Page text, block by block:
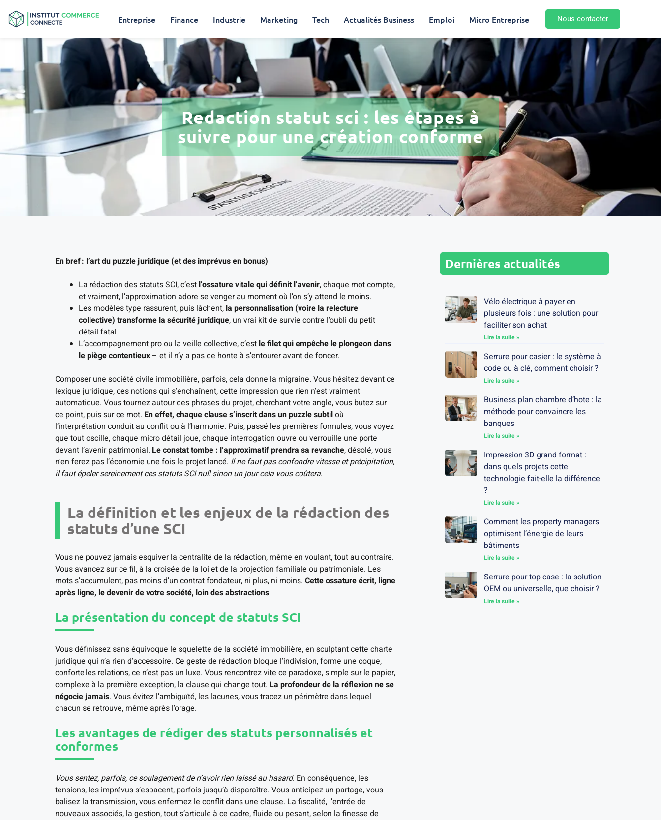
Entreprise Finance Industrie Marketing Tech Actualités Business Emploi Micro Entreprise Nous contacter
Redaction statut sci : les étapes à
suivre pour une création conforme
En bref : l’art du puzzle juridique (et des imprévus en bonus)
La rédaction des statuts SCI, c’est l’ossature vitale qui définit l’avenir, chaque mot compte,
et vraiment, l’approximation adore se venger au moment où l’on s’y attend le moins.
Les modèles type rassurent, puis lâchent, la personnalisation (voire la relecture
collective) transforme la sécurité juridique, un vrai kit de survie contre l’oubli du petit
détail fatal.
L’accompagnement pro ou la veille collective, c’est le filet qui empêche le plongeon dans
le piège contentieux – et il n’y a pas de honte à s’entourer avant de foncer.
Composer une société civile immobilière, parfois, cela donne la migraine. Vous hésitez devant ce
lexique juridique, ces notions qui s’enchaînent, cette impression que rien n’est vraiment
automatique. Vous tournez autour des phrases du projet, cherchant votre angle, vous butez sur
ce point, puis sur ce mot. En effet, chaque clause s’inscrit dans un puzzle subtiloù
l’interprétation conduit au conflit ou à l’harmonie. Puis, passé les premières formules, vous voyez
que tout oscille, chaque micro détail joue, chaque interrogation ouvre ou verrouille une porte
devant l’avenir patrimonial. Le constat tombe : l’approximatif prendra sa revanche, désolé, vous
n’en ferez pas l’économie une fois le projet lancé. Il ne faut pas confondre vitesse et précipitation,
il faut épeler sereinement ces statuts SCI null sinon un jour cela vous coûtera.
La définition et les enjeux de la rédaction des
statuts d’une SCI
Vous ne pouvez jamais esquiver la centralité de la rédaction, même en voulant, tout au contraire.
Vous avancez sur ce fil, à la croisée de la loi et de la projection familiale ou patrimoniale. Les
mots s’accumulent, pas moins d’un contrat fondateur, ni plus, ni moins. Cette ossature écrit, ligne
après ligne, le devenir de votre société, loin des abstractions.
La présentation du concept de statuts SCI
Vous définissez sans équivoque le squelette de la société immobilière, en sculptant cette charte
juridique qui n’a rien d’accessoire. Ce geste de rédaction bloque l’indivision, forme une coque,
conforte les relations, ce n’est pas un luxe. Vous rencontrez vite ce paradoxe, simple sur le papier,
complexe à la première exception, la clause qui change tout. La profondeur de la réflexion ne se
négocie jamais. Vous évitez l’ambiguïté, les lacunes, vous tracez un périmètre dans lequel
chacun se retrouve, même après l’orage.
Les avantages de rédiger des statuts personnalisés et
conformes
Vous sentez, parfois, ce soulagement de n’avoir rien laissé au hasard. En conséquence, les
tensions, les imprévus s’espacent, parfois jusqu’à disparaître. Vous anticipez un partage, vous
balisez la transmission, vous enfermez le conflit dans une clause. La fiscalité, l’entrée de
nouveaux associés, la gestion, tout s’articule à ce cadre, fluide ou pesant, selon la finesse de
Dernières actualités
Vélo électrique à payer en
plusieurs fois : une solution pour
faciliter son achat
Lire la suite »
Serrure pour casier : le système à
code ou à clé, comment choisir ?
Lire la suite »
Business plan chambre d’hote : la
méthode pour convaincre les
banques
Lire la suite »
Impression 3D grand format :
dans quels projets cette
technologie fait-elle la différence
?
Lire la suite »
Comment les property managers
optimisent l’énergie de leurs
bâtiments
Lire la suite »
Serrure pour top case : la solution
OEM ou universelle, que choisir ?
Lire la suite »